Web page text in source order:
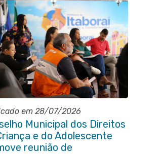
em 28/07/2026
Municipal dos Direitos
e do Adolescente
reunião de